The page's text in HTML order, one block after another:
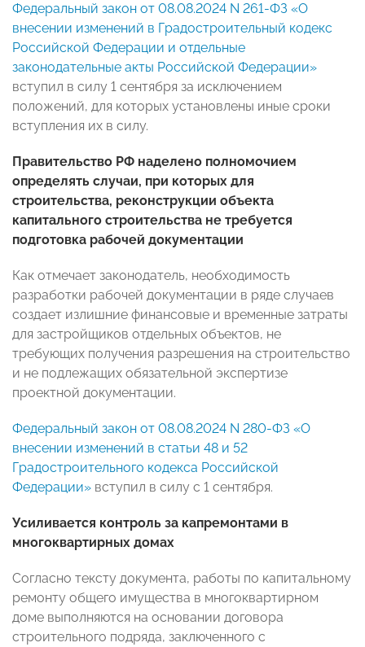
Федеральный закон от 08.08.2024 N 261-ФЗ «О
внесении изменений в Градостроительный кодекс
Российской Федерации и отдельные
законодательные акты Российской Федерации»
вступил в силу 1 сентября за исключением
положений, для которых установлены иные сроки
вступления их в силу.
Правительство РФ наделено полномочием
определять случаи, при которых для
строительства, реконструкции объекта
капитального строительства не требуется
подготовка рабочей документации
Как отмечает законодатель, необходимость
разработки рабочей документации в ряде случаев
создает излишние финансовые и временные затраты
для застройщиков отдельных объектов, не
требующих получения разрешения на строительство
и не подлежащих обязательной экспертизе
проектной документации.
Федеральный закон от 08.08.2024 N 280-ФЗ «О
внесении изменений в статьи 48 и 52
Градостроительного кодекса Российской
Федерации» вступил в силу с 1 сентября.
Усиливается контроль за капремонтами в
многоквартирных домах
Согласно тексту документа, работы по капитальному
ремонту общего имущества в многоквартирном
доме выполняются на основании договора
строительного подряда, заключенного с